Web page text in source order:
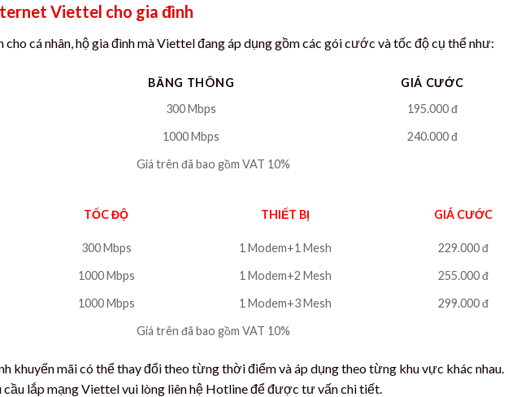
Viettel cho gia đình
cá nhân, hộ gia đình mà Viettel đang áp dụng gồm các gói cước và tốc độ cụ thể như:
BĂNG THÔNG
GIÁ CƯỚC
300 Mbps
195.000 đ
1000 Mbps
240.000 đ
Giá trên đã bao gồm VAT 10%
TỐC ĐỘ THIẾT BỊ GIÁ CƯỚC
300 Mbps 1 Modem+1 Mesh
229.000 đ
1000 Mbps 1 Modem+2 Mesh
255.000 đ
1000 Mbps 1 Modem+3 Mesh
299.000 đ
Giá trên đã bao gồm VAT 10%
khuyến mãi có thể thay đổi theo từng thời điểm và áp dụng theo từng khu vực khác nhau.
cầu lắp mạng Viettel vui lòng liên hệ Hotline để được tư vấn chi tiết.